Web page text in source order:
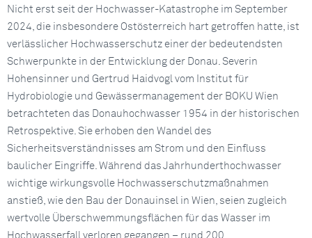
Nicht erst seit der Hochwasser-Katastrophe im September
2024, die insbesondere Ostösterreich hart getroffen hatte, ist
verlässlicher Hochwasserschutz einer der bedeutendsten
Schwerpunkte in der Entwicklung der Donau. Severin
Hohensinner und Gertrud Haidvogl vom Institut für
Hydrobiologie und Gewässermanagement der BOKU Wien
betrachteten das Donauhochwasser 1954 in der historischen
Retrospektive. Sie erhoben den Wandel des
Sicherheitsverständnisses am Strom und den Einfluss
baulicher Eingriffe. Während das Jahrhunderthochwasser
wichtige wirkungsvolle Hochwasserschutzmaßnahmen
anstieß, wie den Bau der Donauinsel in Wien, seien zugleich
wertvolle Überschwemmungsflächen für das Wasser im
Hochwasserfall verloren gegangen – rund 200